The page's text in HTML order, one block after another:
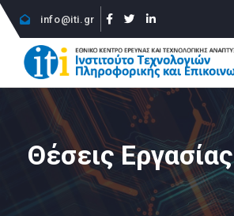
info@iti.gr
Θέσεις Εργασίας